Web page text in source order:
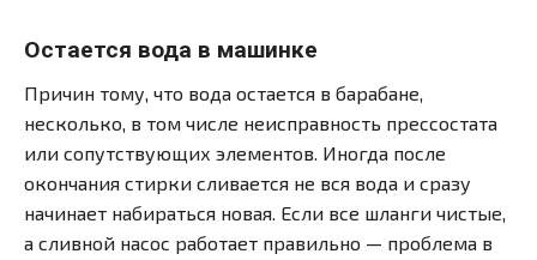
Остается вода в машинке
Причин тому, что вода остается в барабане,
несколько, в том числе неисправность прессостата
или сопутствующих элементов. Иногда после
окончания стирки сливается не вся вода и сразу
начинает набираться новая. Если все шланги чистые,
а сливной насос работает правильно — проблема в